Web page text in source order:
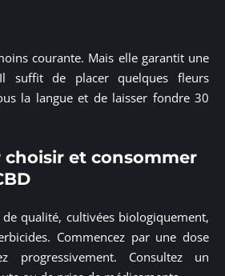
courante. Mais elle garantit une
suffit de placer quelques fleurs
la langue et de laisser fondre 30
choisir et consommer
qualité, cultivées biologiquement,
Commencez par une dose
progressivement. Consultez un